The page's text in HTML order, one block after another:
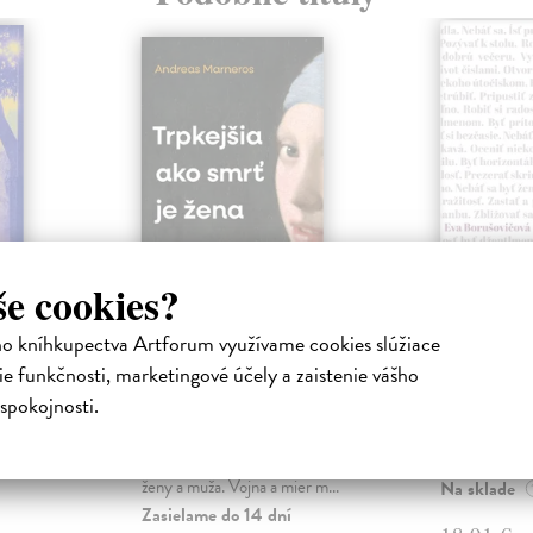
cookies?
kníhkupectva Artforum využívame cookies slúžiace
funkčnosti, marketingové účely a zaistenie vášho
o
Trpkejšia ako smrť
je žena
Marneros Andreas| Kniha
ženy a muža. Vojna a mier m...
Zasielame do 14 dní
projektov,
Na sklade